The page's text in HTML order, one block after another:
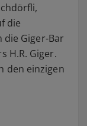
die
Giger-Bar
H.R. Giger.
den einzigen